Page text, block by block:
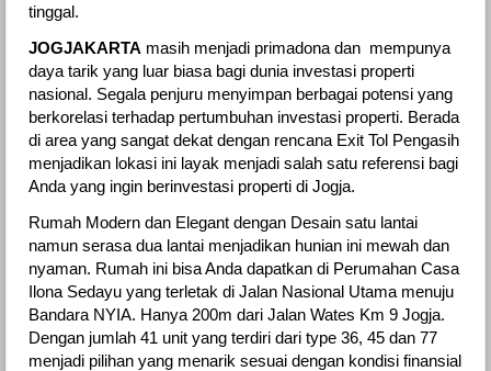
tinggal.
JOGJAKARTA masih menjadi primadona dan mempunya
daya tarik yang luar biasa bagi dunia investasi properti
nasional. Segala penjuru menyimpan berbagai potensi yang
berkorelasi terhadap pertumbuhan investasi properti. Berada
di area yang sangat dekat dengan rencana Exit Tol Pengasih
menjadikan lokasi ini layak menjadi salah satu referensi bagi
Anda yang ingin berinvestasi properti di Jogja.
Rumah Modern dan Elegant dengan Desain satu lantai
namun serasa dua lantai menjadikan hunian ini mewah dan
nyaman. Rumah ini bisa Anda dapatkan di Perumahan Casa
Ilona Sedayu yang terletak di Jalan Nasional Utama menuju
Bandara NYIA. Hanya 200m dari Jalan Wates Km 9 Jogja.
Dengan jumlah 41 unit yang terdiri dari type 36, 45 dan 77
menjadi pilihan yang menarik sesuai dengan kondisi finansial